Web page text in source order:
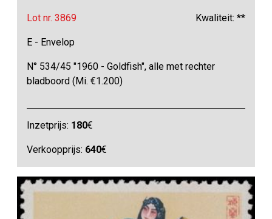
Lot nr. 3869 Kwaliteit: **
E - Envelop
N° 534/45 "1960 - Goldfish", alle met rechter
bladboord (Mi. €1.200)
Inzetprijs: 180€
Verkoopprijs: 640€